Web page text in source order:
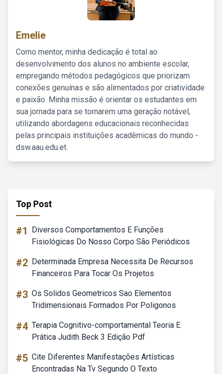
Emelie
Como mentor, minha dedicação é total ao
desenvolvimento dos alunos no ambiente escolar,
empregando métodos pedagógicos que priorizam
conexões genuínas e são alimentados por criatividade
e paixão. Minha missão é orientar os estudantes em
sua jornada para se tornarem uma geração notável,
utilizando abordagens educacionais reconhecidas
pelas principais instituições acadêmicas do mundo -
dsw.aau.edu.et.
Top Post
#1
Diversos Comportamentos E Funções
Fisiológicas Do Nosso Corpo São Periódicos
#2 Determinada Empresa Necessita De Recursos
Financeiros Para Tocar Os Projetos
#3 Os Solidos Geometricos Sao Elementos
Tridimensionais Formados Por Poligonos
#4 Terapia Cognitivo-comportamental Teoria E
Prática Judith Beck 3 Edição Pdf
#5 Cite Diferentes Manifestações Artísticas
Encontradas Na Tv Segundo O Texto